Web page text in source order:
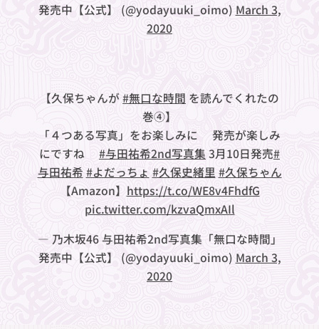
発売中【公式】 (@yodayuuki_oimo) March 3,
2020
【久保ちゃんが#無口な時間 を読んでくれたの
巻④】
「４つある写真」をお楽しみに❤︎発売が楽しみ
にですね🥰 #与田祐希2nd写真集 3月10日発売#
与田祐希 #よだっちょ #久保史緒里 #久保ちゃん
【Amazon】 https://t.co/WE8v4FhdfG
pic.twitter.com/kzvaQmxAIl
— 乃木坂46 与田祐希2nd写真集「無口な時間」
発売中【公式】 (@yodayuuki_oimo) March 3,
2020